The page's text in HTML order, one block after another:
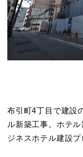
布引町4丁目で建設
ル新築工事。ホテ
ジネスホテル建設